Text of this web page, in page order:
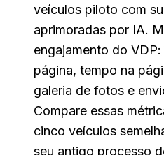
veículos piloto com
aprimoradas por IA.
engajamento do
página, tempo na
galeria de fotos e
Compare essas
cinco veículos
seu antigo processo